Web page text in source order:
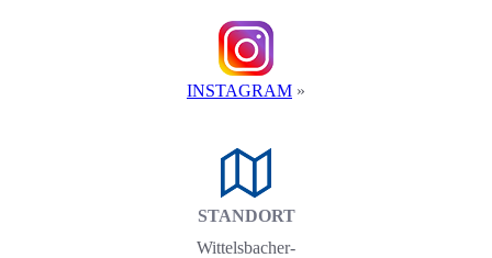
INSTAGRAM »
STANDORT
Wittelsbacher-